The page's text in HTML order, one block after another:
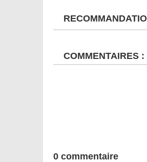
COMMENTAIRES :
0 commentaire